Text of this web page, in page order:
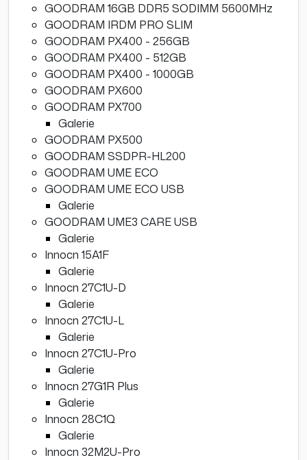
GOODRAM 16GB DDR5 SODIMM 5600MHz
GOODRAM IRDM PRO SLIM
GOODRAM PX400 - 256GB
GOODRAM PX400 - 512GB
GOODRAM PX400 - 1000GB
GOODRAM PX600
GOODRAM PX700
Galerie
GOODRAM PX500
GOODRAM SSDPR-HL200
GOODRAM UME ECO
GOODRAM UME ECO USB
Galerie
GOODRAM UME3 CARE USB
Galerie
Innocn 15A1F
Galerie
Innocn 27C1U-D
Galerie
Innocn 27C1U-L
Galerie
Innocn 27C1U-Pro
Galerie
Innocn 27G1R Plus
Galerie
Innocn 28C1Q
Galerie
Innocn 32M2U-Pro